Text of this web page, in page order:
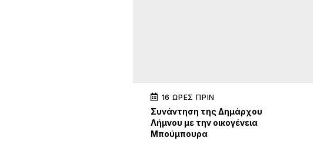
16 ΏΡΕΣ ΠΡΙΝ
Συνάντηση της Δημάρχου
Λήμνου με την οικογένεια
Μπούμπουρα